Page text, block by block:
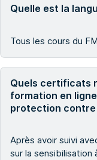
Quelle est la
Tous les cours du
Quels certificats
formation en
protection contre
Après avoir suivi
sur la